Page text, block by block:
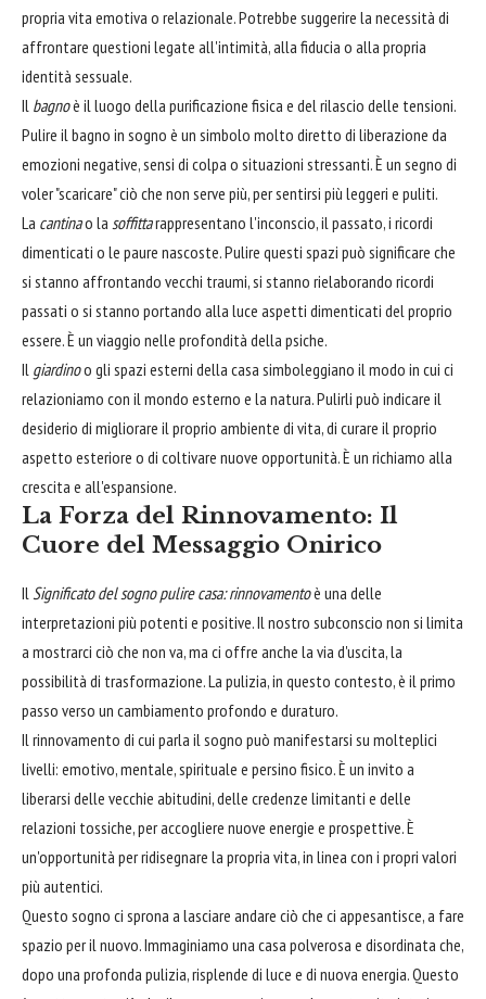
propria vita emotiva o relazionale. Potrebbe suggerire la necessità di
affrontare questioni legate all'intimità, alla fiducia o alla propria
identità sessuale.
Il bagnoè il luogo della purificazione fisica e del rilascio delle tensioni.
Pulire il bagno in sogno è un simbolo molto diretto di liberazione da
emozioni negative, sensi di colpa o situazioni stressanti. È un segno di
voler "scaricare" ciò che non serve più, per sentirsi più leggeri e puliti.
La cantinao la soffittarappresentano l'inconscio, il passato, i ricordi
dimenticati o le paure nascoste. Pulire questi spazi può significare che
si stanno affrontando vecchi traumi, si stanno rielaborando ricordi
passati o si stanno portando alla luce aspetti dimenticati del proprio
essere. È un viaggio nelle profondità della psiche.
Il giardinoo gli spazi esterni della casa simboleggiano il modo in cui ci
relazioniamo con il mondo esterno e la natura. Pulirli può indicare il
desiderio di migliorare il proprio ambiente di vita, di curare il proprio
aspetto esteriore o di coltivare nuove opportunità. È un richiamo alla
crescita e all'espansione.
La Forza del Rinnovamento: Il
Cuore del Messaggio Onirico
Il Significato del sogno pulire casa: rinnovamentoè una delle
interpretazioni più potenti e positive. Il nostro subconscio non si limita
a mostrarci ciò che non va, ma ci offre anche la via d'uscita, la
possibilità di trasformazione. La pulizia, in questo contesto, è il primo
passo verso un cambiamento profondo e duraturo.
Il rinnovamento di cui parla il sogno può manifestarsi su molteplici
livelli: emotivo, mentale, spirituale e persino fisico. È un invito a
liberarsi delle vecchie abitudini, delle credenze limitanti e delle
relazioni tossiche, per accogliere nuove energie e prospettive. È
un'opportunità per ridisegnare la propria vita, in linea con i propri valori
più autentici.
Questo sogno ci sprona a lasciare andare ciò che ci appesantisce, a fare
spazio per il nuovo. Immaginiamo una casa polverosa e disordinata che,
dopo una profonda pulizia, risplende di luce e di nuova energia. Questo